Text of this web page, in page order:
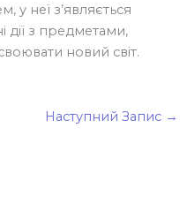
неї з’являється
дії з предметами,
новий світ.
Наступний Запис →